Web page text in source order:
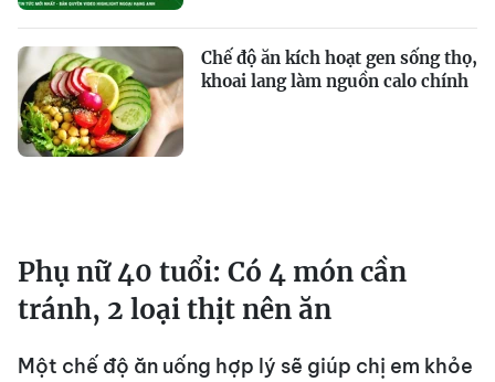
Chế độ ăn kích hoạt gen sống thọ,
khoai lang làm nguồn calo chính
Phụ nữ 40 tuổi: Có 4 món cần
tránh, 2 loại thịt nên ăn
Một chế độ ăn uống hợp lý sẽ giúp chị em khỏe